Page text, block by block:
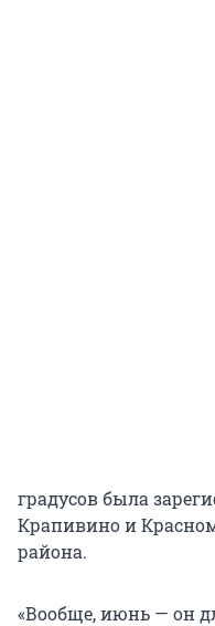
градусов была
Крапивино и
района.
«Вообще, июнь — он